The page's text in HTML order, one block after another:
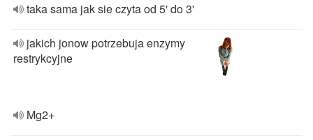
taka sama jak sie czyta od 5' do 3'
jakich jonow potrzebuja enzymy
restrykcyjne
Mg2+